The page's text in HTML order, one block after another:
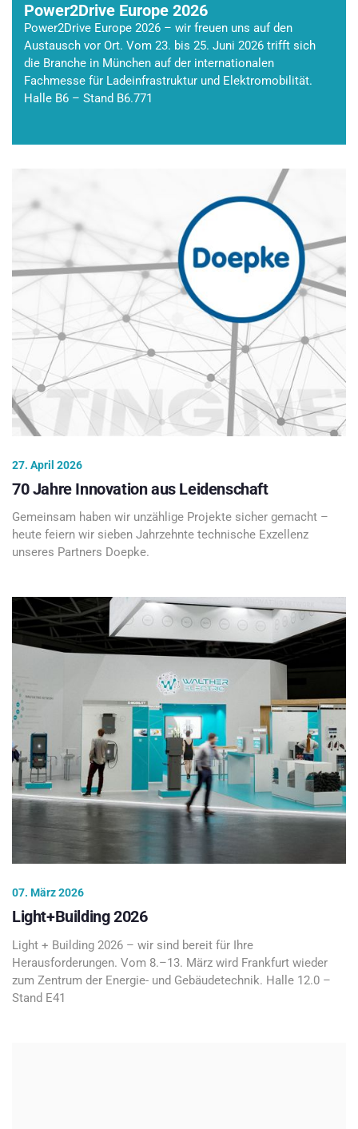
Power2Drive Europe 2026
Power2Drive Europe 2026 – wir freuen uns auf den
Austausch vor Ort. Vom 23. bis 25. Juni 2026 trifft sich
die Branche in München auf der internationalen
Fachmesse für Ladeinfrastruktur und Elektromobilität.
Halle B6 – Stand B6.771
27. April 2026
70 Jahre Innovation aus Leidenschaft
Gemeinsam haben wir unzählige Projekte sicher gemacht –
heute feiern wir sieben Jahrzehnte technische Exzellenz
unseres Partners Doepke.
07. März 2026
Light+Building 2026
Light + Building 2026 – wir sind bereit für Ihre
Herausforderungen. Vom 8.–13. März wird Frankfurt wieder
zum Zentrum der Energie- und Gebäudetechnik. Halle 12.0 –
Stand E41